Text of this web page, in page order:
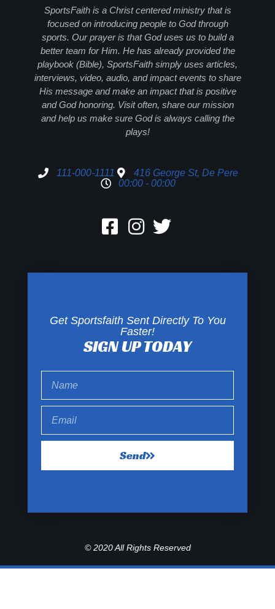
SportsFaith is a Christ centered ministry that is
focused on introducing people to God through
sports. Our prayer is that God uses us to build a
better team for Him. He has already provided the
playbook (Bible), SportsFaith simply uses articles,
interviews, video, audio, and impact events to share
His message and make an impact that is positive
and God honoring. Visit often, share our mission
and help us make sure God is always calling the
plays!
111-000-1111
416 George St, De Pere
00:00 - 00:00
Get Sportsfaith Sent Directly To You
Faster!
SIGN UP TODAY
Send
© 2020 All Rights Reserved